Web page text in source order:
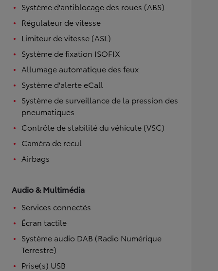
Système d'antiblocage des roues (ABS)
Régulateur de vitesse
Limiteur de vitesse (ASL)
Système de fixation ISOFIX
Allumage automatique des feux
Système d'alerte eCall
Système de surveillance de la pression des
pneumatiques
Contrôle de stabilité du véhicule (VSC)
Caméra de recul
Airbags
Audio & Multimédia
Services connectés
Écran tactile
Système audio DAB (Radio Numérique
Terrestre)
Prise(s) USB